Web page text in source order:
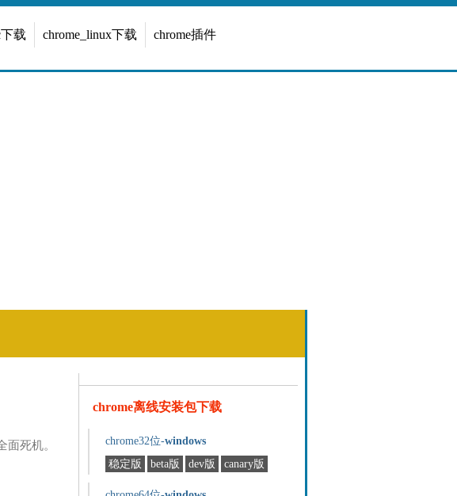
下载 chrome_linux下载 chrome插件
死机。
chrome离线安装包下载
chrome32位-windows
稳定版
beta版 dev版 canary版